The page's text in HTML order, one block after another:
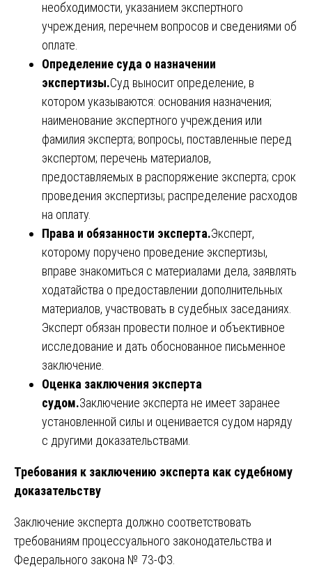
необходимости, указанием экспертного
учреждения, перечнем вопросов и сведениями об
оплате.
Определение суда о назначении
экспертизы.Суд выносит определение, в
котором указываются: основания назначения;
наименование экспертного учреждения или
фамилия эксперта; вопросы, поставленные перед
экспертом; перечень материалов,
предоставляемых в распоряжение эксперта; срок
проведения экспертизы; распределение расходов
на оплату.
Права и обязанности эксперта.Эксперт,
которому поручено проведение экспертизы,
вправе знакомиться с материалами дела, заявлять
ходатайства о предоставлении дополнительных
материалов, участвовать в судебных заседаниях.
Эксперт обязан провести полное и объективное
исследование и дать обоснованное письменное
заключение.
Оценка заключения эксперта
судом.Заключение эксперта не имеет заранее
установленной силы и оценивается судом наряду
с другими доказательствами.
Требования к заключению эксперта как судебному
доказательству
Заключение эксперта должно соответствовать
требованиям процессуального законодательства и
Федерального закона № 73-ФЗ.